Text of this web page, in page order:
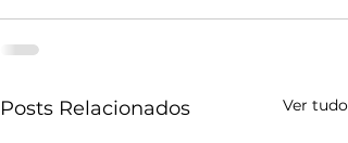
Posts Relacionados Ver tudo